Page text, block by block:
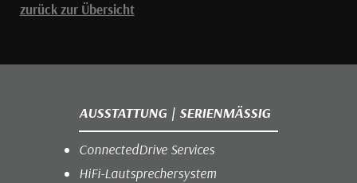
zurück zur Übersicht
AUSSTATTUNG | SERIENMÄSSIG
ConnectedDrive Services
HiFi-Lautsprechersystem